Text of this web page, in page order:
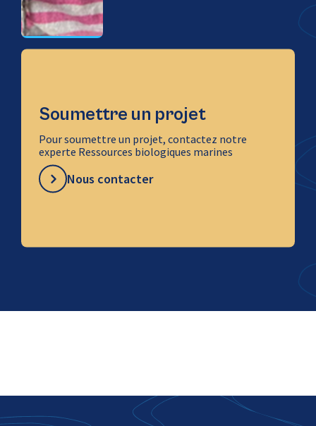
Soumettre un projet
Pour soumettre un projet, contactez notre
experte Ressources biologiques marines
Nous contacter